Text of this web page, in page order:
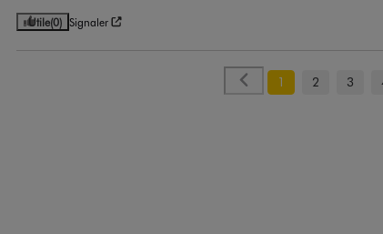
Utile(0) Signaler
1 2 3